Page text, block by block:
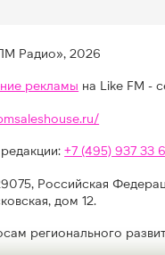
Радио», 2026
рекламы на Like FM -
+7 (495) 937 33
Российская
дом 12.
регионального